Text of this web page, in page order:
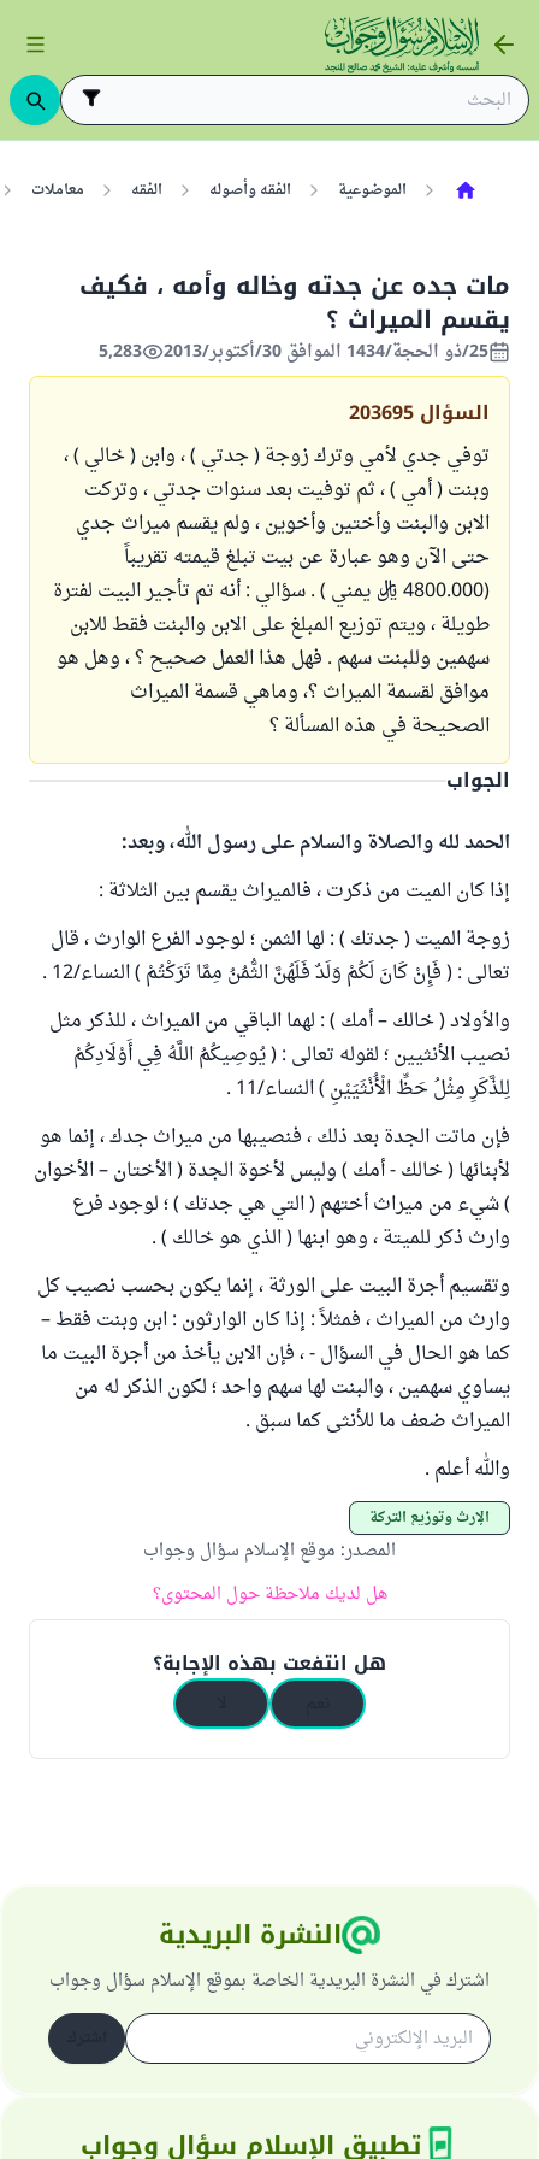
الموضوعية الفقه وأصوله الفقه معاملات
مات جده عن جدته وخاله وأمه ، فكيف
يقسم الميراث ؟
25/ذو الحجة/1434 الموافق 30/أكتوبر/2013 5,283
السؤال 203695
توفي جدي لأمي وترك زوجة ( جدتي ) ، وابن ( خالي ) ،
وبنت ( أمي ) ، ثم توفيت بعد سنوات جدتي ، وتركت
الابن والبنت وأختين وأخوين ، ولم يقسم ميراث جدي
حتى الآن وهو عبارة عن بيت تبلغ قيمته تقريباً
(4800.000 ريال يمني ) . سؤالي : أنه تم تأجير البيت لفترة
طويلة ، ويتم توزيع المبلغ على الابن والبنت فقط للابن
سهمين وللبنت سهم . فهل هذا العمل صحيح ؟ ، وهل هو
موافق لقسمة الميراث ؟، وماهي قسمة الميراث
الصحيحة في هذه المسألة ؟
الجواب
الحمد لله والصلاة والسلام على رسول الله، وبعد:
إذا كان الميت من ذكرت ، فالميراث يقسم بين الثلاثة :
زوجة الميت ( جدتك ) : لها الثمن ؛ لوجود الفرع الوارث ، قال
تعالى : ( فَإِنْ كَانَ لَكُمْ وَلَدٌ فَلَهُنَّ الثُّمُنُ مِمَّا تَرَكْتُمْ ) النساء/12 .
والأولاد ( خالك – أمك ) : لهما الباقي من الميراث ، للذكر مثل
نصيب الأنثيين ؛ لقوله تعالى : ( يُوصِيكُمُ اللَّهُ فِي أَوْلَادِكُمْ
لِلذَّكَرِ مِثْلُ حَظِّ الْأُنْثَيَيْنِ ) النساء/11 .
فإن ماتت الجدة بعد ذلك ، فنصيبها من ميراث جدك ، إنما هو
لأبنائها ( خالك - أمك ) وليس لأخوة الجدة ( الأختان – الأخوان
) شيء من ميراث أختهم ( التي هي جدتك ) ؛ لوجود فرع
وارث ذكر للميتة ، وهو ابنها ( الذي هو خالك ) .
وتقسيم أجرة البيت على الورثة ، إنما يكون بحسب نصيب كل
وارث من الميراث ، فمثلاً : إذا كان الوارثون : ابن وبنت فقط –
كما هو الحال في السؤال - ، فإن الابن يأخذ من أجرة البيت ما
يساوي سهمين ، والبنت لها سهم واحد ؛ لكون الذكر له من
الميراث ضعف ما للأنثى كما سبق .
والله أعلم .
الإرث وتوزيع التركة
المصدر: موقع الإسلام سؤال وجواب
هل لديك ملاحظة حول المحتوى؟
هل انتفعت بهذه الإجابة؟
النشرة البريدية
اشترك في النشرة البريدية الخاصة بموقع الإسلام سؤال وجواب
تطبيق الإسلام سؤال وجواب